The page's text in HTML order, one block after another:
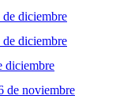
diciembre
diciembre
diciembre
de noviembre